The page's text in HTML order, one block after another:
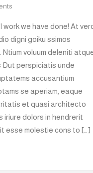
we have done! At
digni goiku ssimos
voluum deleniti
perspiciatis unde
accusantium
se aperiam, eaque
et quasi architecto
iriure dolors in hendrerit
esse molestie cons to […]